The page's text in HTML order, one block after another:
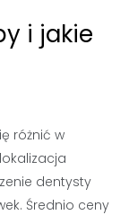
i jakie
różnić w
dentysty
Średnio ceny